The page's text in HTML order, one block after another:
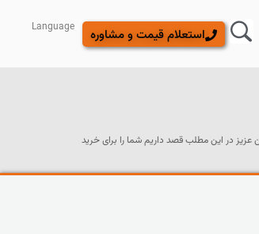
استعلام قیمت و مشاوره Language
در این مطلب قصد داریم شما را برای خرید